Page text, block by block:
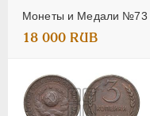
Монеты и Медали №73
18 000 RUB